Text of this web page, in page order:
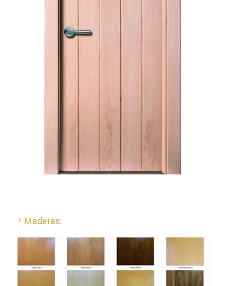
Maderas: